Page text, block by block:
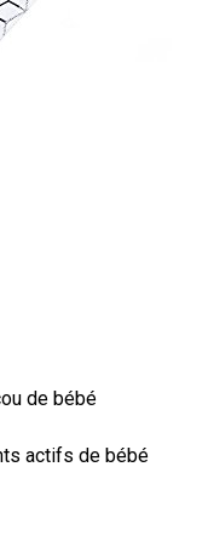
de bébé
actifs de bébé